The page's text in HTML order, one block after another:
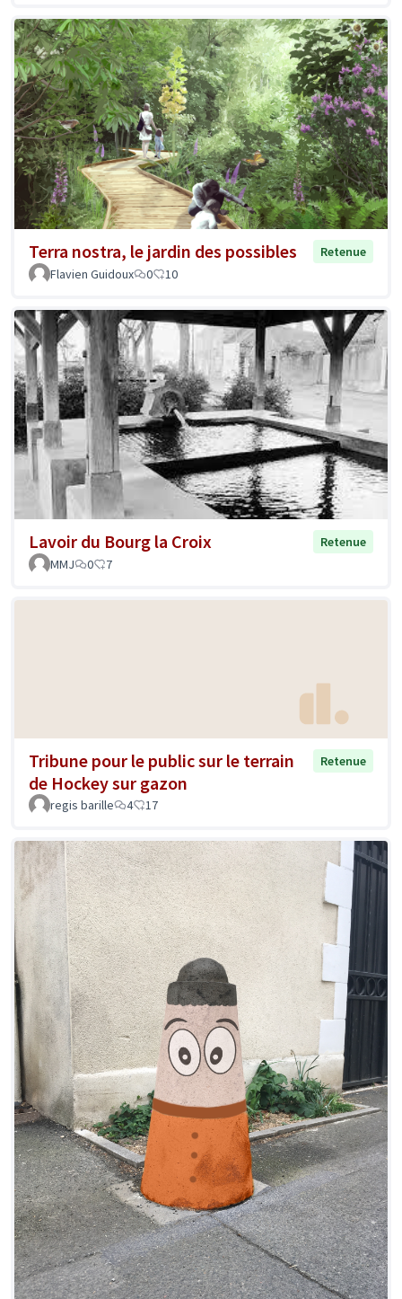
Terra nostra, le jardin des possibles
Retenue
Flavien Guidoux
0 10
Lavoir du Bourg la Croix
Retenue
MMJ
0 7
Tribune pour le public sur le terrain
de Hockey sur gazon
Retenue
regis barille 4 17